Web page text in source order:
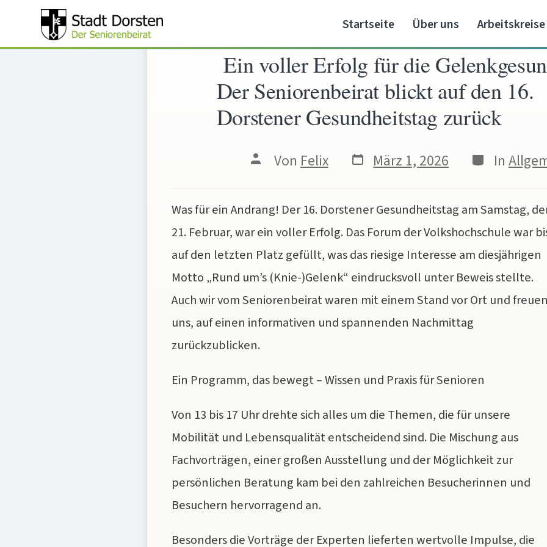
Startseite Über uns Arbeitskreise
Ein voller Erfolg für die
Der Seniorenbeirat blickt auf den 16.
Dorstener Gesundheitstag zurück
Beitragsautor
Von Felix Veröffentlichungsdatum
März 1, 2026 Kategorien
In
Was für ein Andrang! Der 16. Dorstener Gesundheitstag am Samstag,
21. Februar, war ein voller Erfolg. Das Forum der Volkshochschule war
auf den letzten Platz gefüllt, was das riesige Interesse am diesjährigen
Motto „Rund um’s (Knie-)Gelenk“ eindrucksvoll unter Beweis stellte.
Auch wir vom Seniorenbeirat waren mit einem Stand vor Ort und
uns, auf einen informativen und spannenden Nachmittag
zurückzublicken.
Ein Programm, das bewegt – Wissen und Praxis für Senioren
Von 13 bis 17 Uhr drehte sich alles um die Themen, die für unsere
Mobilität und Lebensqualität entscheidend sind. Die Mischung aus
Fachvorträgen, einer großen Ausstellung und der Möglichkeit zur
persönlichen Beratung kam bei den zahlreichen Besucherinnen und
Besuchern hervorragend an.
Besonders die Vorträge der Experten lieferten wertvolle Impulse, die